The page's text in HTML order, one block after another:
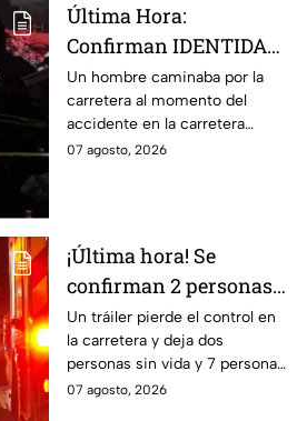
Última Hora:
Confirman IDENTIDAD
de uno de los
lesionados tras fatal
accid3nte en Irapuato
Un hombre caminaba por la
carretera al momento del
accidente en la carretera
Irapuato-Abasolo en el Trébol.
07 agosto, 2026
¡Última hora! Se
confirman 2 personas
fall3cidas y 7
lesion4dos en
accid3nte carretero en
Irapuato; esto se sabe
Un tráiler pierde el control en
la carretera y deja dos
personas sin vida y 7 personas
más lesionadas.
07 agosto, 2026